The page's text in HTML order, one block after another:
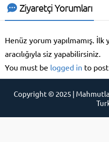
Ziyaretçi Yorumları
Henüz yorum yapılmamış. İlk
aracılığıyla siz yapabilirsiniz.
You must be logged in to
Copyright © 2025 |